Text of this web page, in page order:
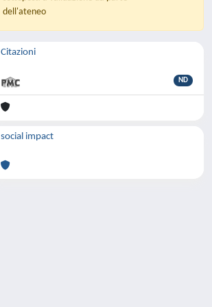
dell'ateneo
Citazioni
ND
social impact